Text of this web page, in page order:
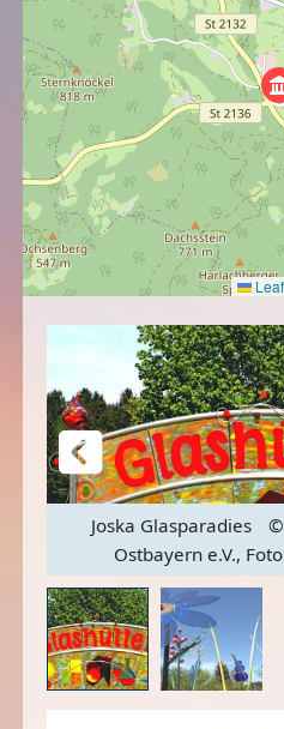
Joska Glasparadies
©
Ostbayern e.V.,